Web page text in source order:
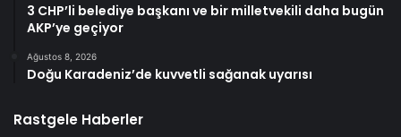
3 CHP’li belediye başkanı ve bir milletvekili daha bugün
AKP’ye geçiyor
Ağustos 8, 2026
Doğu Karadeniz’de kuvvetli sağanak uyarısı
Rastgele Haberler